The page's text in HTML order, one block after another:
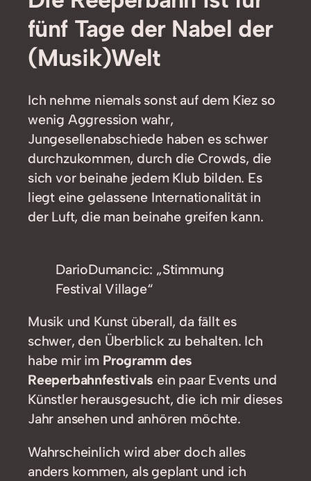
fünf Tage der Nabel der
(Musik)Welt
Ich nehme niemals sonst auf dem Kiez so
wenig Aggression wahr,
Jungesellenabschiede haben es schwer
durchzukommen, durch die Crowds, die
sich vor beinahe jedem Klub bilden. Es
liegt eine gelassene Internationalität in
der Luft, die man beinahe greifen kann.
DarioDumancic: „Stimmung
Festival Village“
Musik und Kunst überall, da fällt es
schwer, den Überblick zu behalten. Ich
habe mir im Programm des
Reeperbahnfestivals ein paar Events und
Künstler herausgesucht, die ich mir dieses
Jahr ansehen und anhören möchte.
Wahrscheinlich wird aber doch alles
anders kommen, als geplant und ich